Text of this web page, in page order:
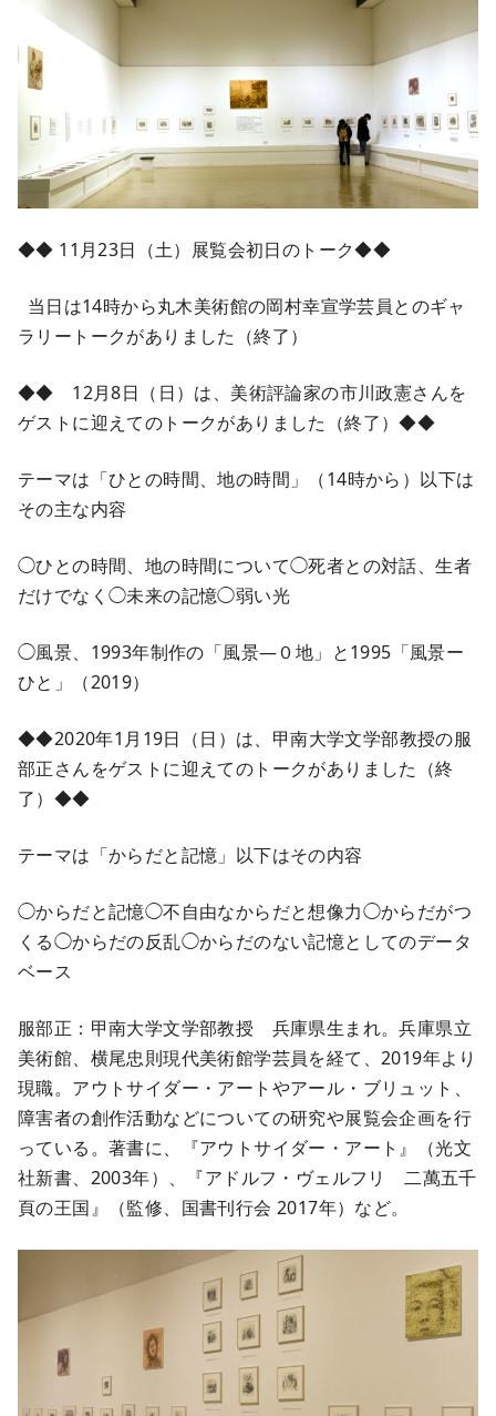
◆◆ 11月23日（土）展覧会初日のトーク◆◆
当日は14時から丸木美術館の岡村幸宣学芸員とのギャ
ラリートークがありました（終了）
◆◆ 12月8日（日）は、美術評論家の市川政憲さんを
ゲストに迎えてのトークがありました（終了）◆◆
テーマは「ひとの時間、地の時間」（14時から）以下は
その主な内容
◯ひとの時間、地の時間について◯死者との対話、生者
だけでなく◯未来の記憶◯弱い光
◯風景、1993年制作の「風景—０地」と1995「風景ー
ひと」（2019）
◆◆2020年1月19日（日）は、甲南大学文学部教授の服
部正さんをゲストに迎えてのトークがありました（終
了）◆◆
テーマは「からだと記憶」以下はその内容
◯からだと記憶◯不自由なからだと想像力◯からだがつ
くる◯からだの反乱◯からだのない記憶としてのデータ
ベース
服部正：甲南大学文学部教授 兵庫県生まれ。兵庫県立
美術館、横尾忠則現代美術館学芸員を経て、2019年より
現職。アウトサイダー・アートやアール・ブリュット、
障害者の創作活動などについての研究や展覧会企画を行
っている。著書に、『アウトサイダー・アート』（光文
社新書、2003年）、『アドルフ・ヴェルフリ 二萬五千
頁の王国』（監修、国書刊行会 2017年）など。